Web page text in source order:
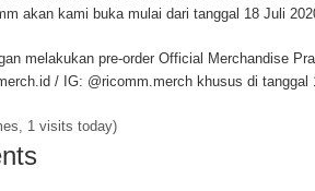
akan kami buka mulai dari tanggal 18 Juli
melakukan pre-order Official Merchandise
/ IG: @ricomm.merch khusus di tanggal
1 visits today)